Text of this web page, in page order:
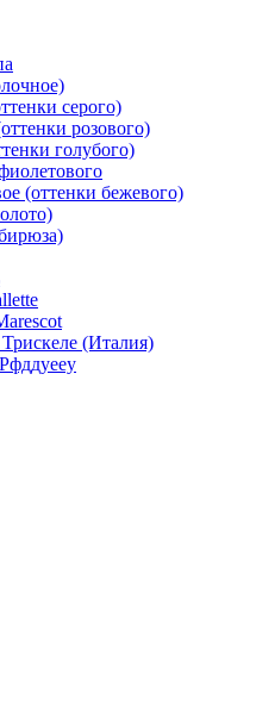
серого)
розового)
голубого)
(оттенки бежевого)
Трискеле (Италия)